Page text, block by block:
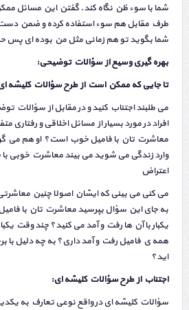
شما با سوء ظن نگاه کند. گفتن این مسائل
طرف مقابل هم سوء استفاده کرده و ضمن دست
شما بگوید تو هم زمانی مثل من بوده ای پس
بهره گیری وسیع از سؤالات توضیحی:
تا جایی که ممکن است از طرح سؤالات کلیشه
می طلبند اجتناب کنید و در مقابل از سؤالات
افراد در مورد بسیار از مسائل اخلاقی و
معاشرت تان با فامیل خوب است؟ او هم می
وارد زندگی می شوید می بیند معاشرت خوبی با
اعتراض
می کنی می بینی که ایشان اصولا چنین
به جای این سؤال بپرسید معاشرت تان با
یکبار با آن ها رفت و آمد می کنید؟ چند وقت
همه ی فامیل رفت و آمد داری؟ به چه دلیل با
اید؟
اجتناب از طرح سؤالات کلیشه ای:
سؤالات کلیشه ای در واقع نوعی تعارف به